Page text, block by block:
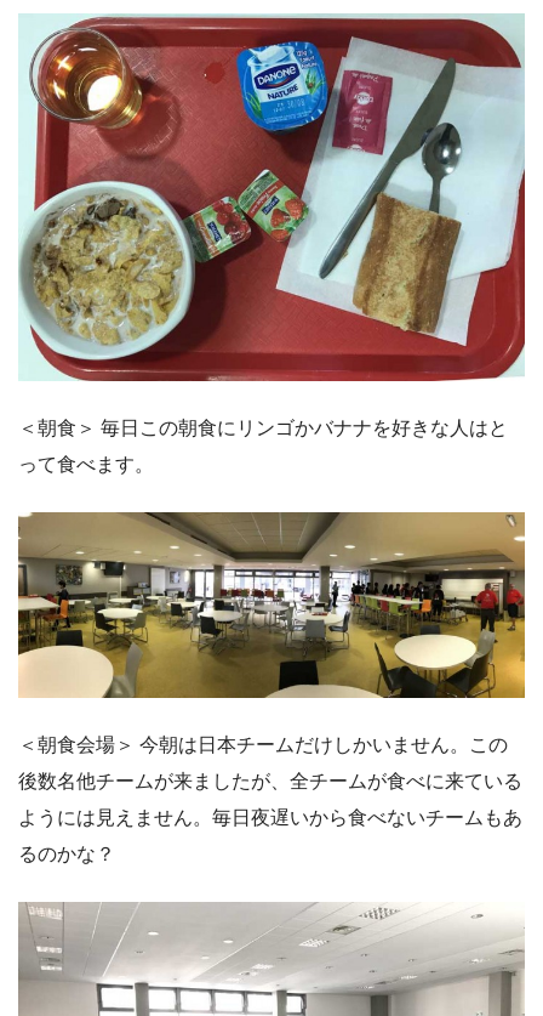
＜朝食＞ 毎日この朝食にリンゴかバナナを好きな人はと
って食べます。
＜朝食会場＞ 今朝は日本チームだけしかいません。この
後数名他チームが来ましたが、全チームが食べに来ている
ようには見えません。毎日夜遅いから食べないチームもあ
るのかな？